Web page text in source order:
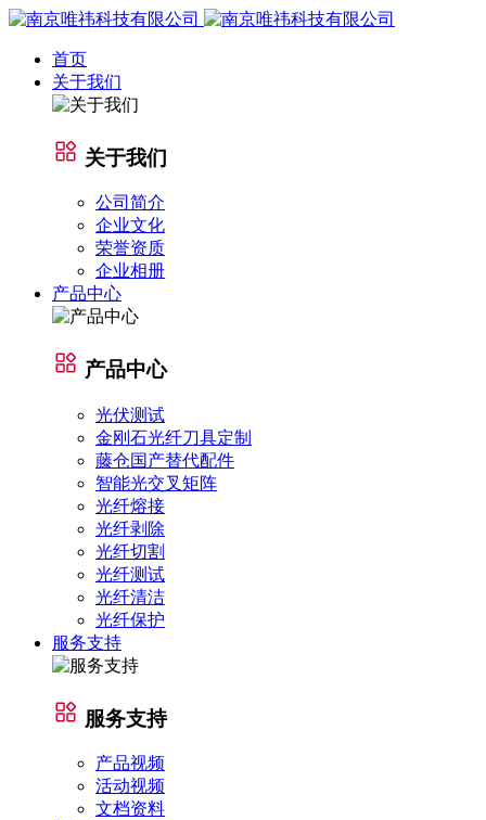
首页
关于我们
关于我们
公司简介
企业文化
荣誉资质
企业相册
产品中心
产品中心
光伏测试
金刚石光纤刀具定制
藤仓国产替代配件
智能光交叉矩阵
光纤熔接
光纤剥除
光纤切割
光纤测试
光纤清洁
光纤保护
服务支持
服务支持
产品视频
活动视频
文档资料